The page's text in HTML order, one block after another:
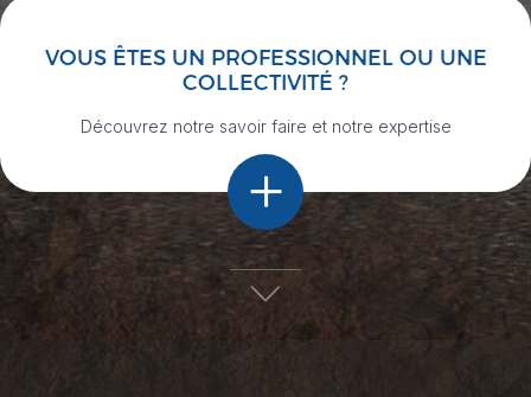
VOUS ÊTES UN PROFESSIONNEL OU UNE
COLLECTIVITÉ ?
Découvrez notre savoir faire et notre expertise